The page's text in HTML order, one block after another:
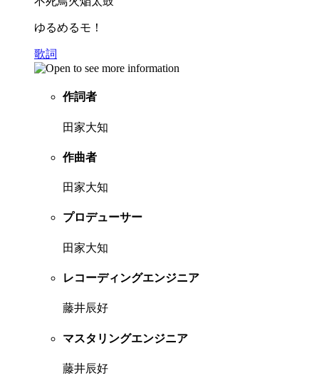
ゆるめるモ！
歌詞
作詞者
田家大知
作曲者
田家大知
プロデューサー
田家大知
レコーディングエンジニア
藤井辰好
マスタリングエンジニア
藤井辰好